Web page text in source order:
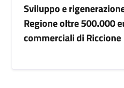
Sviluppo e
Regione oltre 500.000
commerciali di Riccione